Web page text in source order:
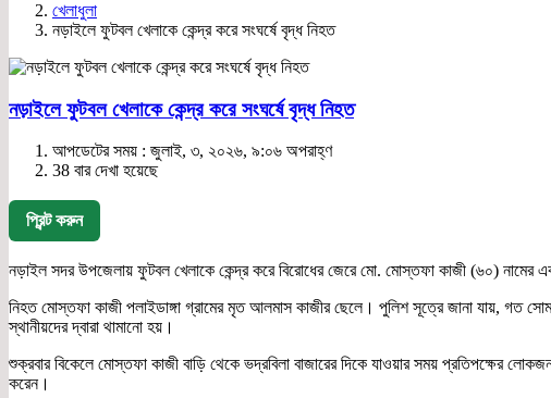
খেলাধুলা
নড়াইলে ফুটবল খেলাকে কেন্দ্র করে সংঘর্ষে বৃদ্ধ নিহত
নড়াইলে ফুটবল খেলাকে কেন্দ্র করে সংঘর্ষে বৃদ্ধ নিহত
আপডেটের সময় : জুলাই, ৩, ২০২৬, ৯:০৬ অপরাহ্ণ
38 বার দেখা হয়েছে
প্রিন্ট করুন
নড়াইল সদর উপজেলায় ফুটবল খেলাকে কেন্দ্র করে বিরোধের জেরে মো. মোস্তফা কাজী (৬০) নামের
নিহত মোস্তফা কাজী পলাইডাঙ্গা গ্রামের মৃত আলমাস কাজীর ছেলে। পুলিশ সূত্রে জানা যায়, গত
স্থানীয়দের দ্বারা থামানো হয়।
শুক্রবার বিকেলে মোস্তফা কাজী বাড়ি থেকে ভদ্রবিলা বাজারের দিকে যাওয়ার সময় প্রতিপক্ষের
করেন।